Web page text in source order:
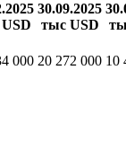
30.09.2025
тыс USD
000 20 272 000 10